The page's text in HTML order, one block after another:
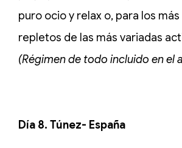
puro ocio y relax o, para los
repletos de las más variadas
(Régimen de todo incluido en el
Día 8. Túnez- España